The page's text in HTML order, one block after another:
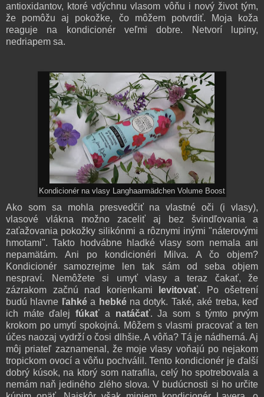
antioxidantov, ktoré vdýchnu vlasom vôňu i nový život tým,
že pomôžu aj pokožke, čo môžem potvrdiť. Moja koža
reaguje na kondicionér veľmi dobre. Netvorí lupiny,
nedriapem sa.
Kondicionér na vlasy Langhaarmädchen Volume Boost
Ako som sa mohla presvedčiť na vlastné oči (i vlasy),
vlasové vlákna možno zaceliť aj bez švindľovania a
zaťažovania pokožky silikónmi a rôznymi inými "náterovými
hmotami". Takto hodvábne hladké vlasy som nemala ani
nepamätám. Ani po kondicionéri Milva. A čo objem?
Kondicionér samozrejme len tak sám od seba objem
nespraví. Nemôžete si umyť vlasy a teraz čakať, že
zázrakom začnú nad korienkami
levitovať. Po ošetrení
budú hlavne ľahkéa hebkéna dotyk. Také, aké treba, keď
ich máte ďalejfúkať a natáčať. Ja som s týmto prvým
krokom po umytí spokojná. Môžem s vlasmi pracovať a ten
účes naozaj vydrží o čosi dlhšie. A vôňa? Tá je nádherná. Aj
môj priateľ zaznamenal, že moje vlasy voňajú po nejakom
tropickom ovocí a vôňu pochválil. Tento kondicionér je ďalší
dobrý kúsok, na ktorý som natrafila, celý ho spotrebovala a
nemám naň jediného zlého slova. V budúcnosti si ho určite